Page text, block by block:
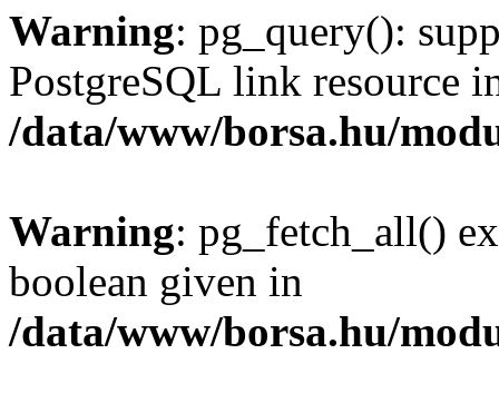
Warning: pg_query():
PostgreSQL link resource
/data/www/borsa.hu/
Warning: pg_fetch_all()
boolean given in
/data/www/borsa.hu/